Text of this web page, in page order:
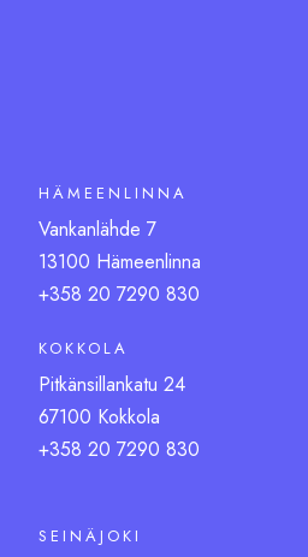
HÄMEENLINNA
Vankanlähde 7
13100 Hämeenlinna
+358 20 7290 830
KOKKOLA
Pitkänsillankatu 24
67100 Kokkola
+358 20 7290 830
SEINÄJOKI